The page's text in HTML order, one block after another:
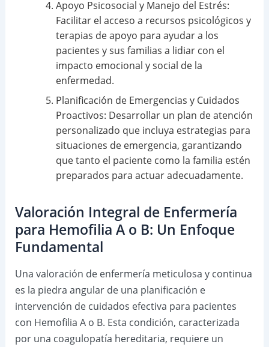
Apoyo Psicosocial y Manejo del Estrés:
Facilitar el acceso a recursos psicológicos y
terapias de apoyo para ayudar a los
pacientes y sus familias a lidiar con el
impacto emocional y social de la
enfermedad.
Planificación de Emergencias y Cuidados
Proactivos: Desarrollar un plan de atención
personalizado que incluya estrategias para
situaciones de emergencia, garantizando
que tanto el paciente como la familia estén
preparados para actuar adecuadamente.
Valoración Integral de Enfermería
para Hemofilia A o B: Un Enfoque
Fundamental
Una valoración de enfermería meticulosa y continua
es la piedra angular de una planificación e
intervención de cuidados efectiva para pacientes
con Hemofilia A o B. Esta condición, caracterizada
por una coagulopatía hereditaria, requiere un